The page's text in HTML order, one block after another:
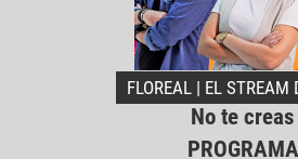
FLOREAL | EL STREAM
No te creas
PROGRAMA